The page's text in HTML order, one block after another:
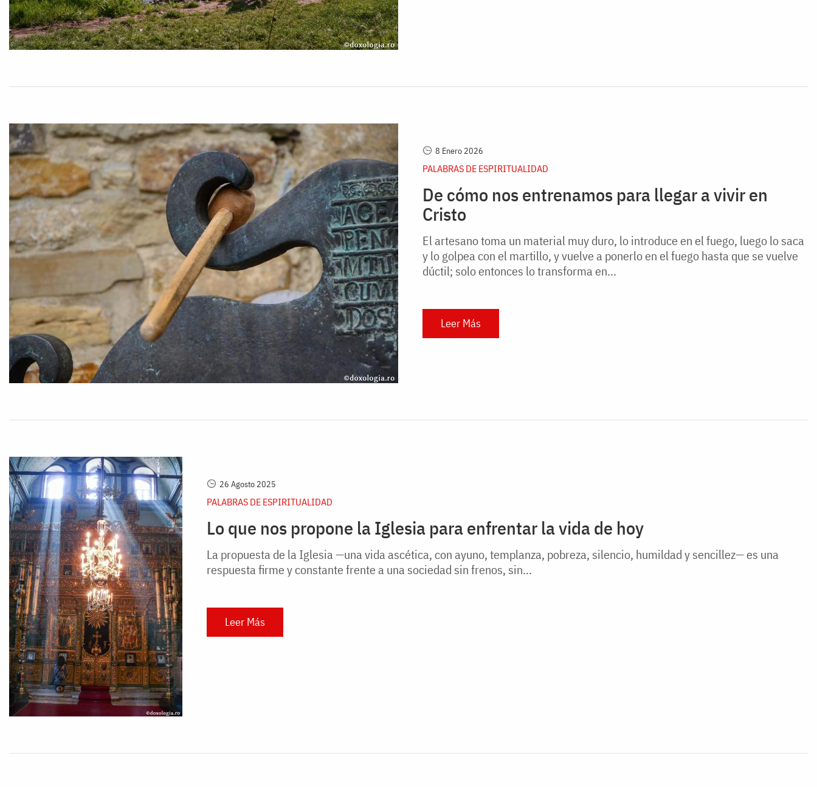
8 Enero 2026
PALABRAS DE ESPIRITUALIDAD
De cómo nos entrenamos para llegar a vivir en
Cristo
El artesano toma un material muy duro, lo introduce en el fuego, luego lo saca
y lo golpea con el martillo, y vuelve a ponerlo en el fuego hasta que se vuelve
dúctil; solo entonces lo transforma en...
Leer Más
26 Agosto 2025
PALABRAS DE ESPIRITUALIDAD
Lo que nos propone la Iglesia para enfrentar la vida de hoy
La propuesta de la Iglesia —una vida ascética, con ayuno, templanza, pobreza, silencio, humildad y sencillez— es una
respuesta firme y constante frente a una sociedad sin frenos, sin...
Leer Más